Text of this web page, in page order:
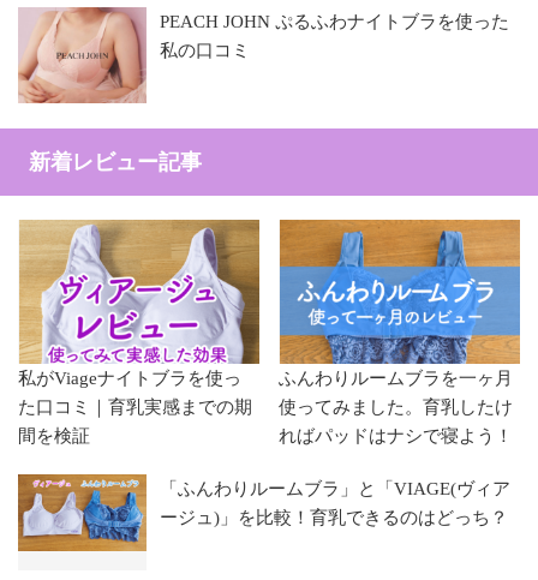
PEACH JOHN ぷるふわナイトブラを使った
私の口コミ
新着レビュー記事
私がViageナイトブラを使っ
た口コミ｜育乳実感までの期
間を検証
ふんわりルームブラを一ヶ月
使ってみました。育乳したけ
ればパッドはナシで寝よう！
「ふんわりルームブラ」と「VIAGE(ヴィア
ージュ)」を比較！育乳できるのはどっち？